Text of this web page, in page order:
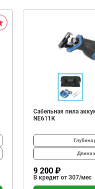
Сабельная пила
NE611K
Глубина
Длина
9 200 ₽
В кредит от 307/мес